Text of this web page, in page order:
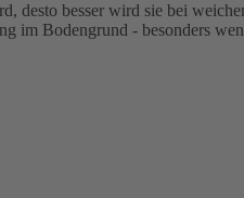
besser wird sie bei
im Bodengrund - besonders